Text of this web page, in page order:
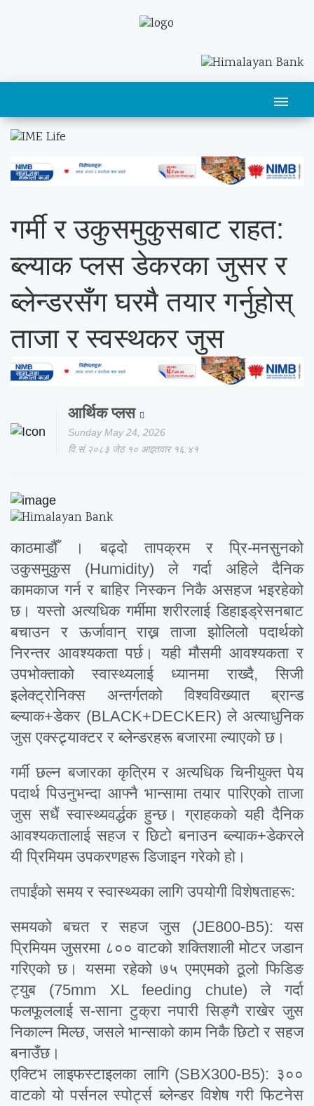
गर्मी र उकुसमुकुसबाट राहत:
ब्ल्याक प्लस डेकरका जुसर र
ब्लेन्डरसँग घरमै तयार गर्नुहोस्
ताजा र स्वस्थकर जुस
आर्थिक प्लस
Sunday May 24, 2026
वि.सं.२०८३ जेठ १० आइतवार १६:४१
काठमाडौँ । बढ्दो तापक्रम र प्रि-मनसुनको
उकुसमुकुस (Humidity) ले गर्दा अहिले दैनिक
कामकाज गर्न र बाहिर निस्कन निकै असहज भइरहेको
छ। यस्तो अत्यधिक गर्मीमा शरीरलाई डिहाइड्रेसनबाट
बचाउन र ऊर्जावान् राख्न ताजा झोलिलो पदार्थको
निरन्तर आवश्यकता पर्छ। यही मौसमी आवश्यकता र
उपभोक्ताको स्वास्थ्यलाई ध्यानमा राख्दै, सिजी
इलेक्ट्रोनिक्स अन्तर्गतको विश्वविख्यात ब्रान्ड
ब्ल्याक+डेकर (BLACK+DECKER) ले अत्याधुनिक
जुस एक्स्ट्र्याक्टर र ब्लेन्डरहरू बजारमा ल्याएको छ।
गर्मी छल्न बजारका कृत्रिम र अत्यधिक चिनीयुक्त पेय
पदार्थ पिउनुभन्दा आफ्नै भान्सामा तयार पारिएको ताजा
जुस सधैं स्वास्थ्यवर्द्धक हुन्छ। ग्राहकको यही दैनिक
आवश्यकतालाई सहज र छिटो बनाउन ब्ल्याक+डेकरले
यी प्रिमियम उपकरणहरू डिजाइन गरेको हो।
तपाईंको समय र स्वास्थ्यका लागि उपयोगी विशेषताहरू:
समयको बचत र सहज जुस (JE800-B5): यस
प्रिमियम जुसरमा ८०० वाटको शक्तिशाली मोटर जडान
गरिएको छ। यसमा रहेको ७५ एमएमको ठूलो फिडिङ
ट्युब (75mm XL feeding chute) ले गर्दा
फलफूललाई स-साना टुक्रा नपारी सिङ्गै राखेर जुस
निकाल्न मिल्छ, जसले भान्साको काम निकै छिटो र सहज
बनाउँछ।
एक्टिभ लाइफस्टाइलका लागि (SBX300-B5): ३००
वाटको यो पर्सनल स्पोर्ट्स ब्लेन्डर विशेष गरी फिटनेस